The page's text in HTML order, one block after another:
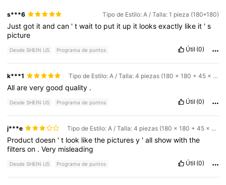
s***6 Tipo de Estilo: A / Talla: 1 pieza (180*180)
Justgot itandcan 'twaitto put it up it looksexactly like it 's
picture
Desde SHEIN US Programa de puntos Útil (0)
k***1 Tipo de Estilo: A / Talla: 4 piezas (180 x 180 + 45 x 74 cm + 35 x 45 cm + 38 x 45 cm)
Allareverygoodquality .
Desde SHEIN US Programa de puntos Útil (0)
j***e Tipo de Estilo: A / Talla: 4 piezas (180 x 180 + 45 x 74 cm + 35 x 45 cm + 38 x 45 cm)
Productdoesn 't look likethe picturesy 'allshowwiththe
filterson .Very misleading
Desde SHEIN US Programa de puntos Útil (0)